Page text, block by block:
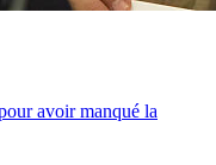
avoir manqué la